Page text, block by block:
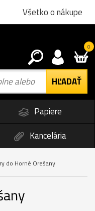
Všetko o nákupe
0
Papiere
Kancelária
do Horné Orešany